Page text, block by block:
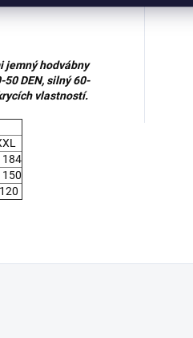
jemný hodvábny
DEN, silný 60-
vlastností.
184
150